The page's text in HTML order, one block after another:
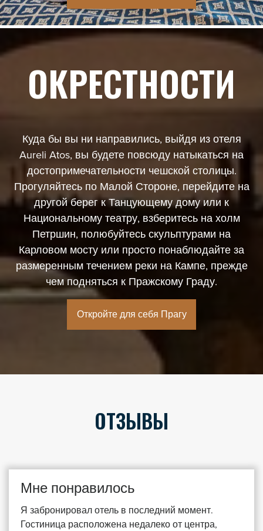
ОКРЕСТНОСТИ
Куда бы вы ни направились, выйдя из отеля
Aureli Atos, вы будете повсюду натыкаться на
достопримечательности чешской столицы.
Прогуляйтесь по Малой Стороне, перейдите на
другой берег к Танцующему дому или к
Национальному театру, взберитесь на холм
Петршин, полюбуйтесь скульптурами на
Карловом мосту или просто понаблюдайте за
размеренным течением реки на Кампе, прежде
чем подняться к Пражскому Граду.
Откройте для себя Прагу
ОТЗЫВЫ
Мне понравилось
Я забронировал отель в последний момент.
Гостиница расположена недалеко от центра,